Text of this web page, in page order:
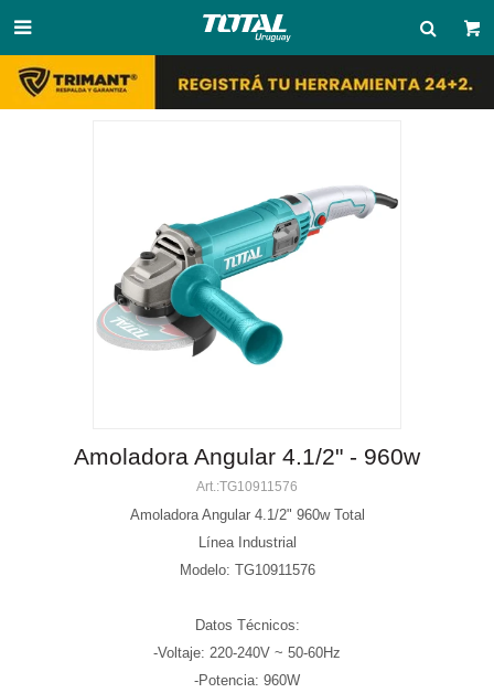

Amoladora Angular 4.1/2" - 960w
TG10911576
Amoladora Angular 4.1/2" 960w Total
Línea Industrial
Modelo: TG10911576
Datos Técnicos:
-Voltaje: 220-240V ~ 50-60Hz
-Potencia: 960W